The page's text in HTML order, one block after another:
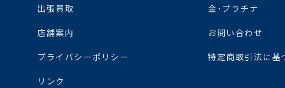
出張買取 金･プラチナ
店舗案内 お問い合わせ
プライバシーポリシー 特定商取引法に基
リンク